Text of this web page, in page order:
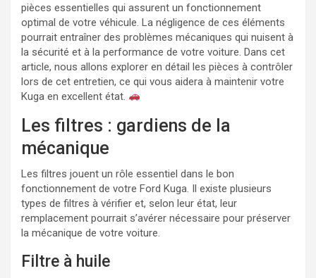
pièces essentielles qui assurent un fonctionnement
optimal de votre véhicule. La négligence de ces éléments
pourrait entraîner des problèmes mécaniques qui nuisent à
la sécurité et à la performance de votre voiture. Dans cet
article, nous allons explorer en détail les pièces à contrôler
lors de cet entretien, ce qui vous aidera à maintenir votre
Kuga en excellent état.
Les filtres : gardiens de la
mécanique
Les filtres jouent un rôle essentiel dans le bon
fonctionnement de votre Ford Kuga. Il existe plusieurs
types de filtres à vérifier et, selon leur état, leur
remplacement pourrait s’avérer nécessaire pour préserver
la mécanique de votre voiture.
Filtre à huile